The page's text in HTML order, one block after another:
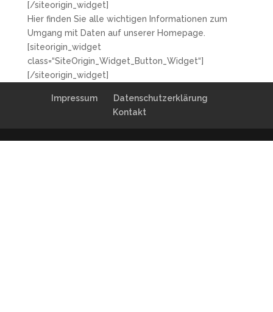
[/siteorigin_widget]
Hier finden Sie alle wichtigen Informationen zum
Umgang mit Daten auf unserer Homepage.
[siteorigin_widget
class=“SiteOrigin_Widget_Button_Widget“]
[/siteorigin_widget]
Impressum
Datenschutzerklärung
Kontakt